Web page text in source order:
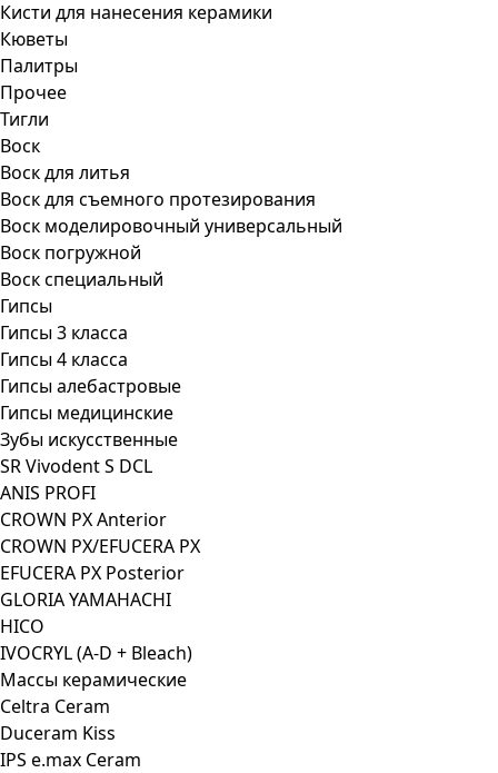
Кисти для нанесения керамики
Кюветы
Палитры
Прочее
Тигли
Воск
Воск для литья
Воск для съемного протезирования
Воск моделировочный универсальный
Воск погружной
Воск специальный
Гипсы
Гипсы 3 класса
Гипсы 4 класса
Гипсы алебастровые
Гипсы медицинские
Зубы искусственные
SR Vivodent S DCL
ANIS PROFI
CROWN PX Anterior
CROWN PX/EFUCERA PX
EFUCERA PX Posterior
GLORIA YAMAHACHI
HICO
IVOCRYL (A-D + Bleach)
Массы керамические
Celtra Ceram
Duceram Kiss
IPS e.max Ceram